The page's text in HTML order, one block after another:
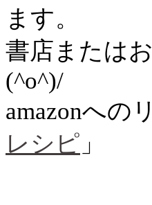
ます。
書店または
(^o^)/
amazonへの
レシピ 」